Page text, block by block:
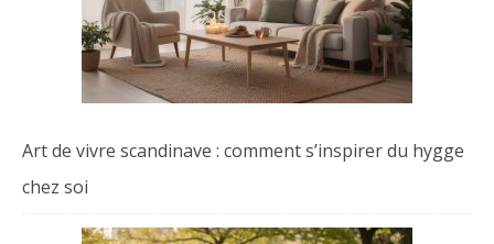
Art de vivre scandinave : comment s’inspirer du hygge
chez soi